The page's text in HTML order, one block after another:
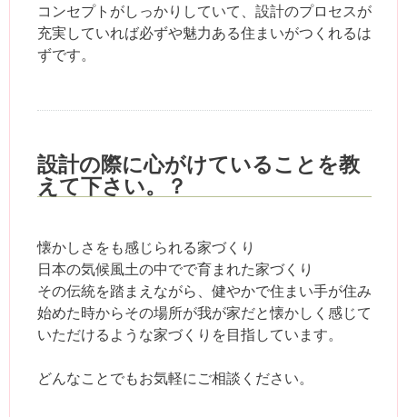
コンセプトがしっかりしていて、設計のプロセスが
充実していれば必ずや魅力ある住まいがつくれるは
ずです。
設計の際に心がけていることを教
えて下さい。？
懐かしさをも感じられる家づくり
日本の気候風土の中でで育まれた家づくり
その伝統を踏まえながら、健やかで住まい手が住み
始めた時からその場所が我が家だと懐かしく感じて
いただけるような家づくりを目指しています。
どんなことでもお気軽にご相談ください。